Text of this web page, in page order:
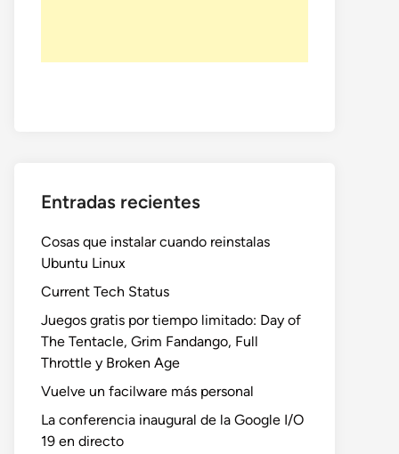
Entradas recientes
Cosas que instalar cuando reinstalas
Ubuntu Linux
Current Tech Status
Juegos gratis por tiempo limitado: Day of
The Tentacle, Grim Fandango, Full
Throttle y Broken Age
Vuelve un facilware más personal
La conferencia inaugural de la Google I/O
19 en directo